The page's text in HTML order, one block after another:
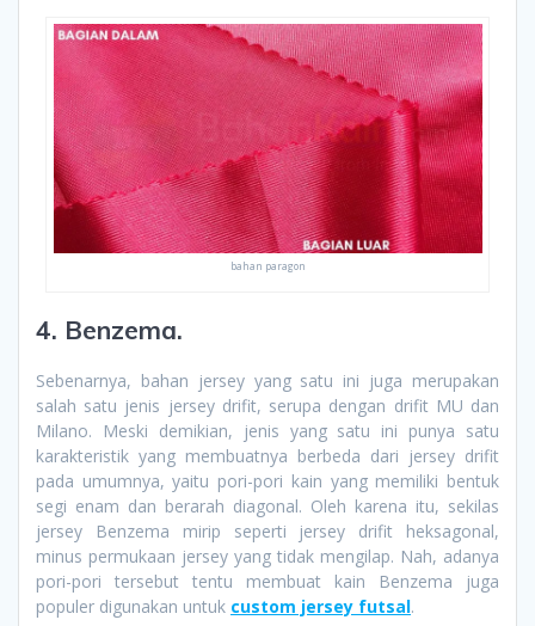
bahan paragon
4. Benzema.
Sebenarnya, bahan jersey yang satu ini juga merupakan
salah satu jenis jersey drifit, serupa dengan drifit MU dan
Milano. Meski demikian, jenis yang satu ini punya satu
karakteristik yang membuatnya berbeda dari jersey drifit
pada umumnya, yaitu pori-pori kain yang memiliki bentuk
segi enam dan berarah diagonal. Oleh karena itu, sekilas
jersey Benzema mirip seperti jersey drifit heksagonal,
minus permukaan jersey yang tidak mengilap. Nah, adanya
pori-pori tersebut tentu membuat kain Benzema juga
populer digunakan untuk custom jersey futsal.